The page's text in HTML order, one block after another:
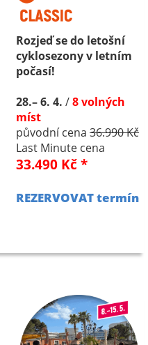
Rozjeď se do letošní
cyklosezony v letním
počasí!
28.– 6. 4. /8 volných
míst
původní cena 36.990 Kč
Last Minute cena
33.490 Kč *
REZERVOVAT termín